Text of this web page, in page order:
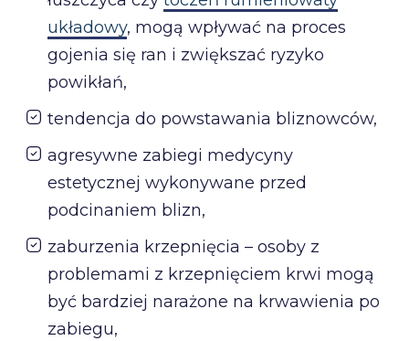
układowy, mogą wpływać na proces
gojenia się ran i zwiększać ryzyko
powikłań,
tendencja do powstawania bliznowców,
agresywne zabiegi medycyny
estetycznej wykonywane przed
podcinaniem blizn,
zaburzenia krzepnięcia – osoby z
problemami z krzepnięciem krwi mogą
być bardziej narażone na krwawienia po
zabiegu,